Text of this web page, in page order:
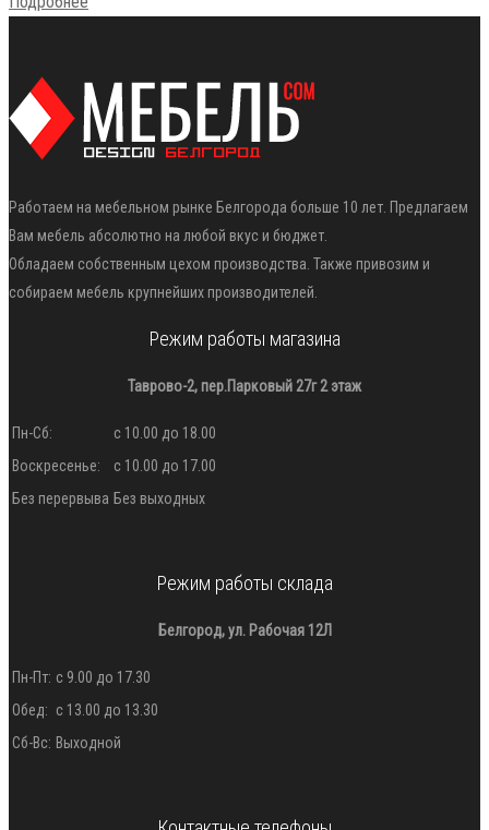
Работаем на мебельном рынке Белгорода больше 10 лет. Предлагаем
Вам мебель абсолютно на любой вкус и бюджет.
Обладаем собственным цехом производства. Также привозим и
собираем мебель крупнейших производителей.
Режим работы магазина
Таврово-2, пер.Парковый 27г 2 этаж
Пн-Сб:
с 10.00 до 18.00
Воскресенье:
с 10.00 до 17.00
Без перервыва Без выходных
Режим работы склада
Белгород, ул. Рабочая 12Л
Пн-Пт: с 9.00 до 17.30
Обед: с 13.00 до 13.30
Сб-Вс: Выходной